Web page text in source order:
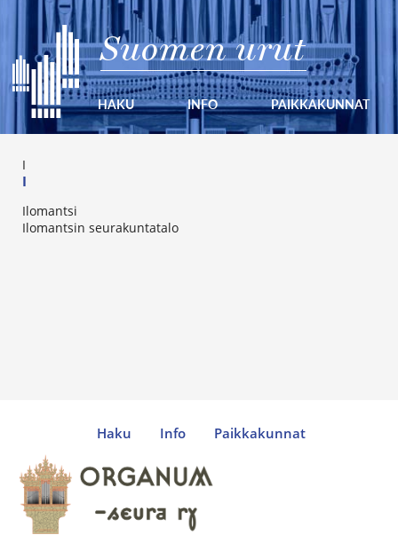
Suomen urut
HAKU INFO PAIKKAKUNNAT
I
I
Ilomantsi
Ilomantsin seurakuntatalo
Haku Info Paikkakunnat